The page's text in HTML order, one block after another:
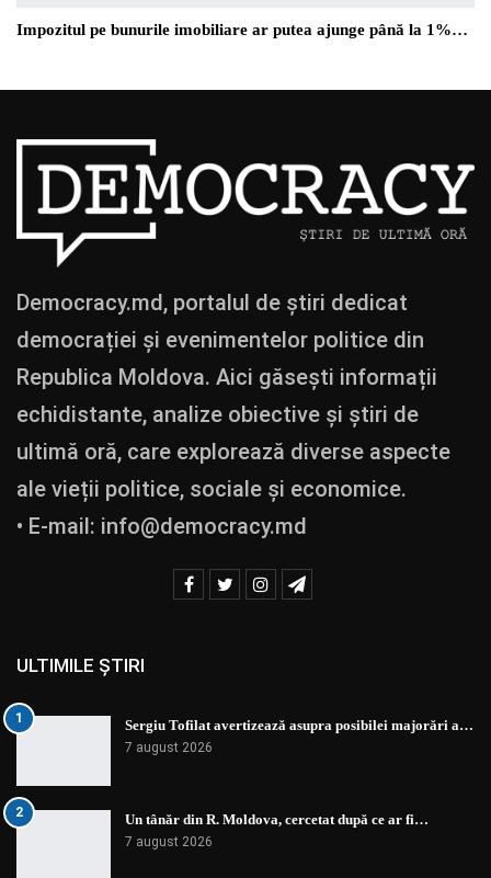
Impozitul pe bunurile imobiliare ar putea ajunge până la 1%…
Democracy.md, portalul de știri dedicat
democrației și evenimentelor politice din
Republica Moldova. Aici găsești informații
echidistante, analize obiective și știri de
ultimă oră, care explorează diverse aspecte
ale vieții politice, sociale și economice.
• E-mail: info@democracy.md
ULTIMILE ȘTIRI
1 Sergiu Tofilat avertizează asupra posibilei majorări a…
7 august 2026
2 Un tânăr din R. Moldova, cercetat după ce ar fi…
7 august 2026